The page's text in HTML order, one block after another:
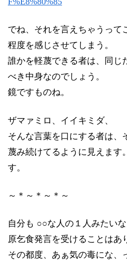
でね、それを言えちゃうって
程度を感じさせてしまう。
誰かを軽蔑できる者は、同じ
べき中身なのでしょう。
鏡ですものね。
ザマァミロ、イイキミダ、
そんな言葉を口にする者は、
蔑み続けてるように見えます
す。
～＊～＊～＊～
自分も ○○な人の１人みたい
原乞食発言を受けることはあ
その都度、あぁ気の毒にな、